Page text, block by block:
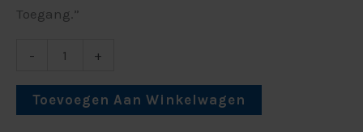
Toegang.”
- +
Toevoegen Aan Winkelwagen